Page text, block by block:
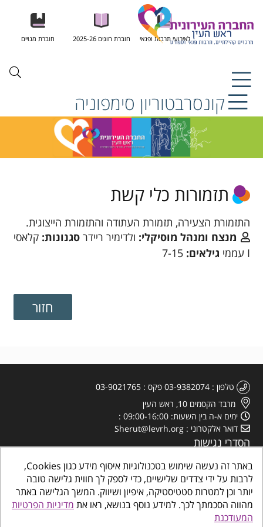
לאירועי תרבות ופנאי חוברת חוגים 2025-26 חוברת מנויים
קונסרבטוריון סימפוניה
תזמורות כלי קשת
התזמורת הצעירה, תזמורת העתודה והתזמורת הייצוגית.
מנצח ומנהל מוסיקלי: ולדימיר ריידרסגנונות:קלאסי
I עממי
גילאים:7-15
טלפון 03-9382074 פקס
03-9021765
מרבד הקסמים 10, ראש העין
ימים א-ה בין השעות: 09:00-16:00
דואר אלקטרוני
Sherut@levrh.org
הסדרי נגישות
באתר זה נעשה שימוש בטכנולוגיות איסוף מידע כגון Cookies,
לרבות על ידי צדדים שלישיים, כדי לספק לך חווית גלישה טובה
יותר וכן למטרות סטטיסטיקה, איפיון ושיווק. המשך הגלישה באתר
מהווה הסכמתך לכך. למידע נוסף בנושא, ראו את מדיניות הפרטיות
המעודכנת